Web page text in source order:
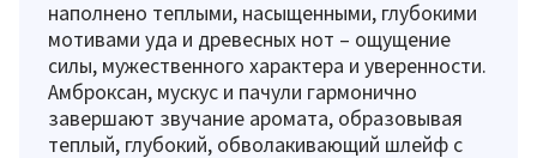
наполнено теплыми, насыщенными, глубокими
мотивами уда и древесных нот – ощущение
силы, мужественного характера и уверенности.
Амброксан, мускус и пачули гармонично
завершают звучание аромата, образовывая
теплый, глубокий, обволакивающий шлейф с